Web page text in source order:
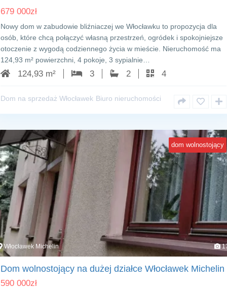
679 000zł
Nowy dom w zabudowie bliźniaczej we Włocławku to propozycja dla
osób, które chcą połączyć własną przestrzeń, ogródek i spokojniejsze
otoczenie z wygodą codziennego życia w mieście. Nieruchomość ma
124,93 m² powierzchni, 4 pokoje, 3 sypialnie…
124,93 m² 3 2 4
Dom na sprzedaż Włocławek Biuro nieruchomości
dom wolnostojący
Włocławek Michelin
Dom wolnostojący na dużej działce Włocławek Michelin
590 000zł